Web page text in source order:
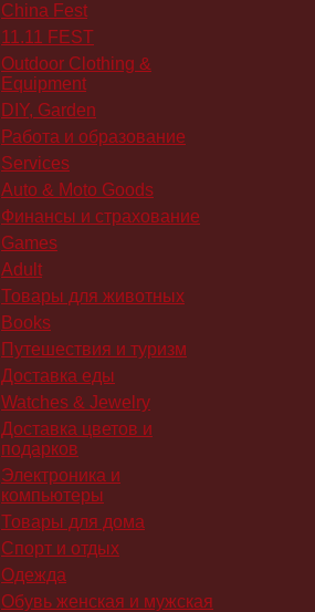
China Fest
11.11 FEST
Outdoor Clothing &
Equipment
DIY, Garden
Работа и образование
Services
Auto & Moto Goods
Финансы и страхование
Games
Adult
Товары для животных
Books
Путешествия и туризм
Доставка еды
Watches & Jewelry
Доставка цветов и
подарков
Электроника и
компьютеры
Товары для дома
Спорт и отдых
Одежда
Обувь женская и мужская